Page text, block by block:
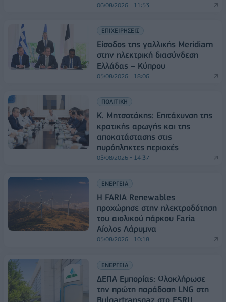
06/08/2026 - 11:53
ΕΠΙΧΕΙΡΗΣΕΙΣ
Είσοδος της γαλλικής Meridiam
στην ηλεκτρική διασύνδεση
Ελλάδας – Κύπρου
05/08/2026 - 18:06
ΠΟΛΙΤΙΚΗ
Κ. Μητσοτάκης: Επιτάχυνση της
κρατικής αρωγής και της
αποκατάστασης στις
πυρόπληκτες περιοχές
05/08/2026 - 14:37
ΕΝΕΡΓΕΙΑ
Η FARIA Renewables
προχώρησε στην ηλεκτροδότηση
του αιολικού πάρκου Faria
Αίολος Λάρυμνα
05/08/2026 - 10:18
ΕΝΕΡΓΕΙΑ
ΔΕΠΑ Εμπορίας: Ολοκλήρωσε
την πρώτη παράδοση LNG στη
Bulgartransgaz στο FSRU